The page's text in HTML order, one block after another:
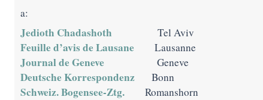
a:
Jedioth Chadashoth Tel Aviv
Feuille d’avis de Lausane Lausanne
Journal de Geneve Geneve
Deutsche Korrespondenz Bonn
Schweiz. Bogensee-Ztg. Romanshorn